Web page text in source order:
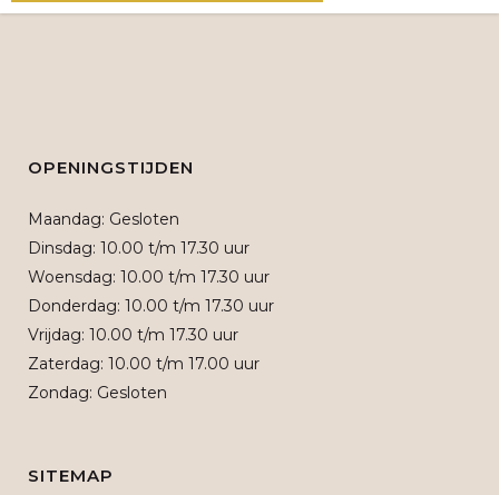
OPENINGSTIJDEN
Maandag: Gesloten
Dinsdag: 10.00 t/m 17.30 uur
Woensdag: 10.00 t/m 17.30 uur
Donderdag: 10.00 t/m 17.30 uur
Vrijdag: 10.00 t/m 17.30 uur
Zaterdag: 10.00 t/m 17.00 uur
Zondag: Gesloten
SITEMAP